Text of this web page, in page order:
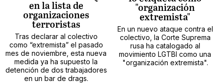
en la lista de
organizaciones
terroristas
Tras declarar al colectivo
como “extremista” el pasado
mes de noviembre, esta nueva
medida ya ha supuesto la
detención de dos trabajadores
en un bar de drags.
"organización
extremista"
En un nuevo ataque contra el
colectivo, la Corte Suprema
rusa ha catalogado al
movimiento LGTBI como una
"organización extremista".